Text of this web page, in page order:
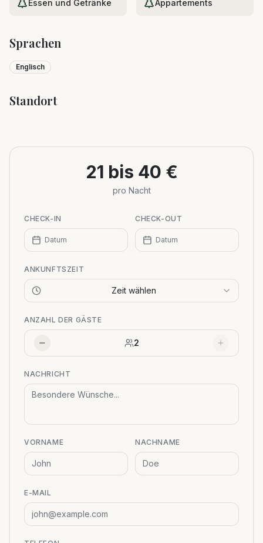
Essen und Getränke Appartements
Sprachen
Englisch
Standort
−
21 bis 40 €
pro Nacht
CHECK-IN
Datum
CHECK-OUT
Datum
ANKUNFTSZEIT
Zeit wählen
ANZAHL DER GÄSTE
2
NACHRICHT
VORNAME NACHNAME
E-MAIL